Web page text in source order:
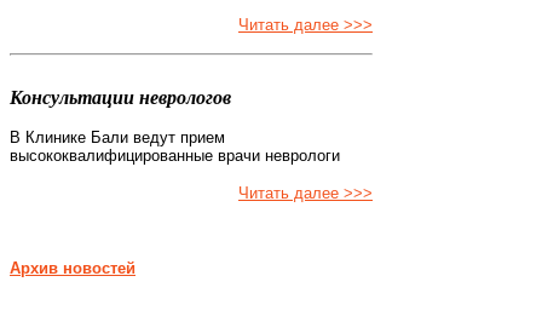
Читать далее >>>
Консультации неврологов
В Клинике Бали ведут прием
высококвалифицированные врачи неврологи
Читать далее >>>
Архив новостей